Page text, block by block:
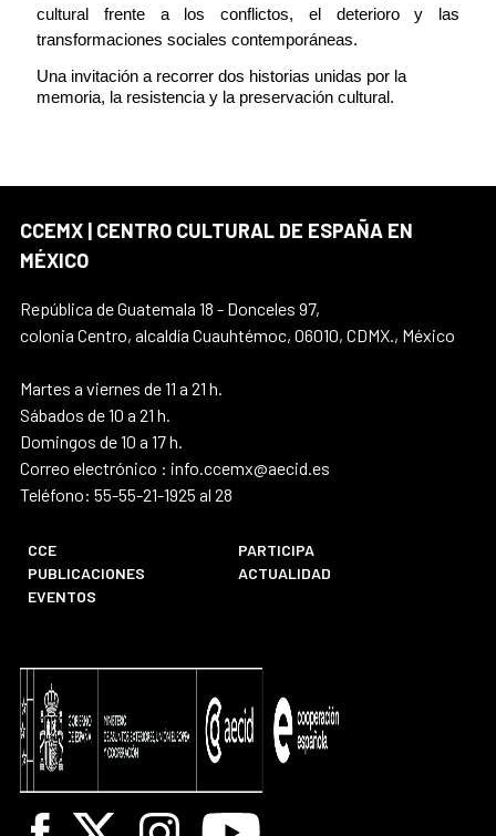
cultural frente a los conflictos, el deterioro y las
transformaciones sociales contemporáneas.
Una invitación a recorrer dos historias unidas por la
memoria, la resistencia y la preservación cultural.
CCEMX | CENTRO CULTURAL DE ESPAÑA EN
MÉXICO
República de Guatemala 18 - Donceles 97,
colonia Centro, alcaldía Cuauhtémoc, 06010, CDMX., México
Martes a viernes de 11 a 21 h.
Sábados de 10 a 21 h.
Domingos de 10 a 17 h.
Correo electrónico : info.ccemx@aecid.es
Teléfono: 55-55-21-1925 al 28
CCE
PARTICIPA
PUBLICACIONES
ACTUALIDAD
EVENTOS
Facebook
X InstagramYoutube